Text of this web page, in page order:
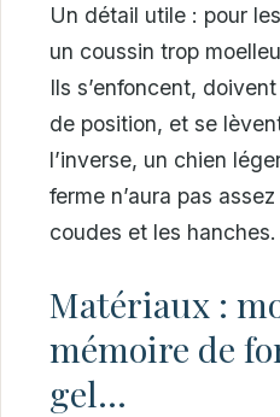
Un détail utile : pour
un coussin trop
Ils s’enfoncent,
de position, et se
l’inverse, un chien
ferme n’aura pas
coudes et les hanches.
Matériaux :
mémoire de
gel…